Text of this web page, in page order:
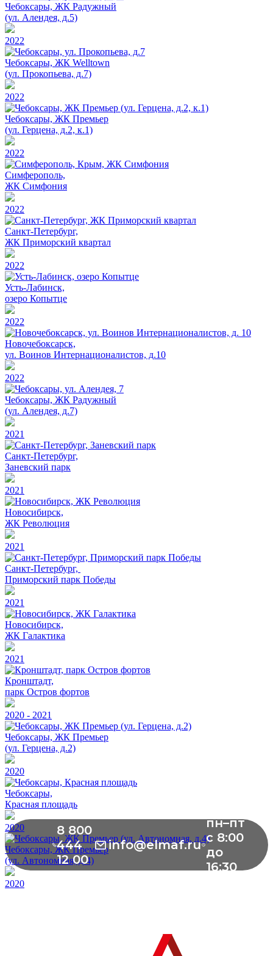
Чебоксары, ЖК Радужный
(ул. Алендея, д.5)
2022
Чебоксары, ЖК Welltown
(ул. Прокопьева, д.7)
2022
Чебоксары, ЖК Премьер
(ул. Герцена, д.2, к.1)
2022
Симферополь,
ЖК Симфония
2022
Санкт-Петербург,
ЖК Приморский квартал
2022
Усть-Лабинск,
озеро Копытце
2022
Новочебоксарск,
ул. Воинов Интернационалистов, д.10
2022
Чебоксары, ЖК Радужный
(ул. Алендея, д.7)
2021
Санкт-Петербург,
Заневский парк
2021
Новосибирск,
ЖК Революция
2021
Санкт-Петербург,
Приморский парк Победы
2021
Новосибирск,
ЖК Галактика
2021
Кронштадт,
парк Остров фортов
2020 - 2021
Чебоксары, ЖК Премьер
(ул. Герцена, д.2)
2020
Чебоксары,
Красная площадь
2020
Чебоксары, ЖК Премьер
(ул. Автономная, д.4)
2020
8 800
444
12 00
info@elmaf.ru
пн–пт
с 8:00
до
16:30